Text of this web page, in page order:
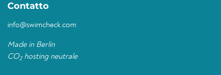
Contatto
info@swimcheck.com
Made in Berlin
CO2hosting neutrale